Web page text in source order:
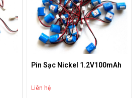
Pin Sạc Nickel 1.2V100mAh
Liên hệ